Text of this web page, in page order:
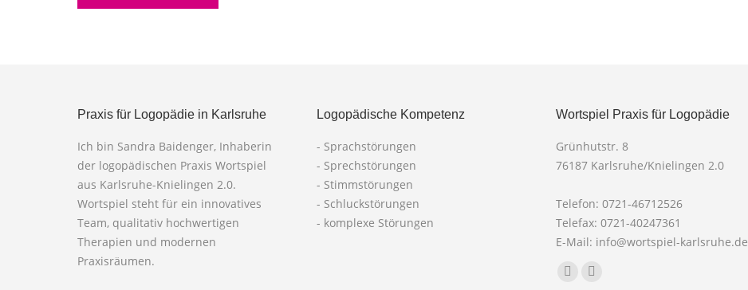
Praxis für Logopädie in Karlsruhe
Ich bin Sandra Baidenger, Inhaberin
der logopädischen Praxis Wortspiel
aus Karlsruhe-Knielingen 2.0.
Wortspiel steht für ein innovatives
Team, qualitativ hochwertigen
Therapien und modernen
Praxisräumen.
Logopädische Kompetenz
- Sprachstörungen
- Sprechstörungen
- Stimmstörungen
- Schluckstörungen
- komplexe Störungen
Wortspiel Praxis für Logopädie
Grünhutstr. 8
76187 Karlsruhe/Knielingen 2.0
Telefon: 0721-46712526
Telefax: 0721-40247361
E-Mail: info@wortspiel-karlsruhe.de
Finden Sie uns auf:
Facebook
X